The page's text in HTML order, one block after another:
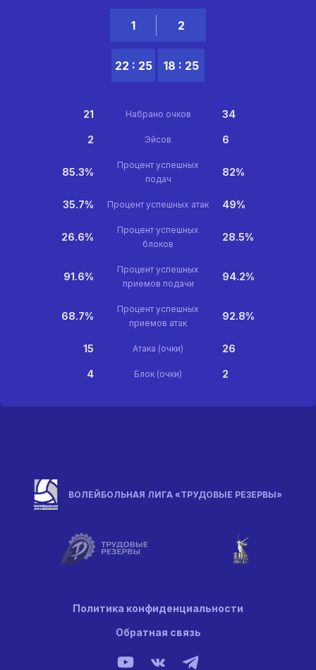
1
22 : 25
2
18 : 25
21 Набрано очков 34
2 Эйсов 6
85.3%
Процент успешных
подач
82%
35.7% Процент успешных атак 49%
26.6%
Процент успешных
блоков
28.5%
91.6%
Процент успешных
приемов подачи
94.2%
68.7%
Процент успешных
приемов атак
92.8%
15 Атака (очки) 26
4 Блок (очки) 2
ВОЛЕЙБОЛЬНАЯ ЛИГА «ТРУДОВЫЕ РЕЗЕРВЫ»
Политика конфиденциальности
Обратная связь